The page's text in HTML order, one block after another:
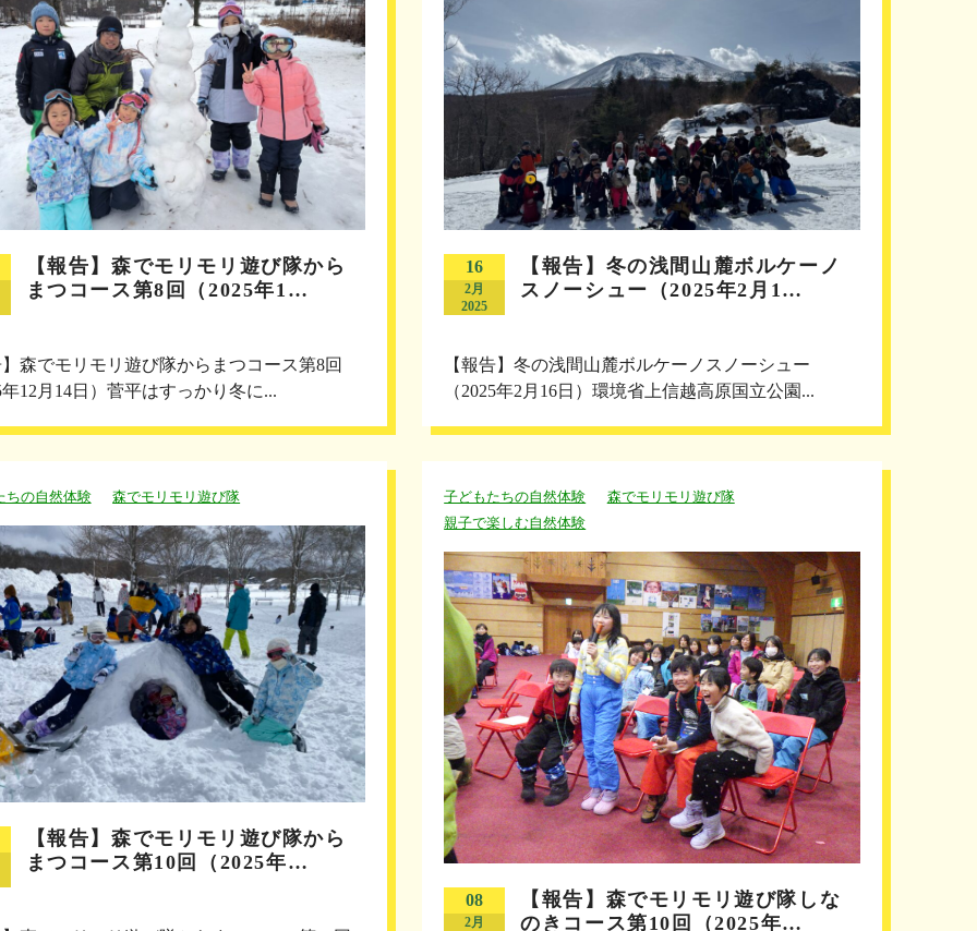
【報告】森でモリモリ遊び隊から
まつコース第8回（2025年1…
森でモリモリ遊び隊からまつコース第8回
年12月14日）菅平はすっかり冬に...
16
2月
2025
【報告】冬の浅間山麓ボルケーノ
スノーシュー（2025年2月1…
【報告】冬の浅間山麓ボルケーノスノーシュー
（2025年2月16日）環境省上信越高原国立公園...
ちの自然体験 森でモリモリ遊び隊
【報告】森でモリモリ遊び隊から
まつコース第10回（2025年…
子どもたちの自然体験
森でモリモリ遊び隊
親子で楽しむ自然体験
08
2月
【報告】森でモリモリ遊び隊しな
のきコース第10回（2025年…